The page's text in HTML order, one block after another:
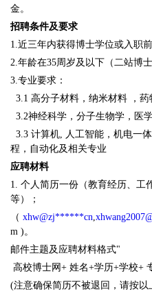
金。
招聘条件及要求
1.近三年内获得博士学位或入职
2.年龄在35周岁及以下（二站博
3.专业要求：
3.1 高分子材料，纳米材料 ，
3.2神经科学，分子生物学，医
3.3 计算机, 人工智能，机电一
程，自动化及相关专业
应聘材料
1. 个人简历一份（教育经历、工
等）；
（ xhw@zj******cn,
m )。
邮件主题及应聘材料格式"
高校博士网+ 姓名+学历+学校+
(注意确保简历不被退回，请按以